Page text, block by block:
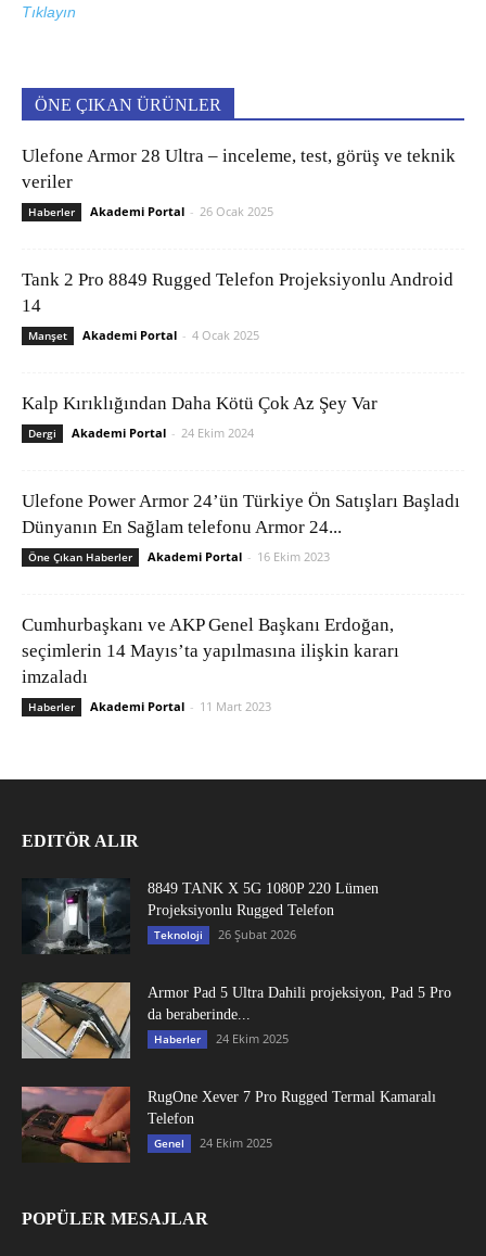
Tıklayın
ÖNE ÇIKAN ÜRÜNLER
Ulefone Armor 28 Ultra – inceleme, test, görüş ve teknik
veriler
Haberler Akademi Portal - 26 Ocak 2025
Tank 2 Pro 8849 Rugged Telefon Projeksiyonlu Android
14
Manşet Akademi Portal - 4 Ocak 2025
Kalp Kırıklığından Daha Kötü Çok Az Şey Var
Dergi Akademi Portal - 24 Ekim 2024
Ulefone Power Armor 24’ün Türkiye Ön Satışları Başladı
Dünyanın En Sağlam telefonu Armor 24...
Öne Çıkan Haberler Akademi Portal - 16 Ekim 2023
Cumhurbaşkanı ve AKP Genel Başkanı Erdoğan,
seçimlerin 14 Mayıs’ta yapılmasına ilişkin kararı
imzaladı
Haberler Akademi Portal - 11 Mart 2023
EDITÖR ALIR
8849 TANK X 5G 1080P 220 Lümen
Projeksiyonlu Rugged Telefon
Teknoloji 26 Şubat 2026
Armor Pad 5 Ultra Dahili projeksiyon, Pad 5 Pro
da beraberinde...
Haberler 24 Ekim 2025
RugOne Xever 7 Pro Rugged Termal Kamaralı
Telefon
Genel 24 Ekim 2025
POPÜLER MESAJLAR